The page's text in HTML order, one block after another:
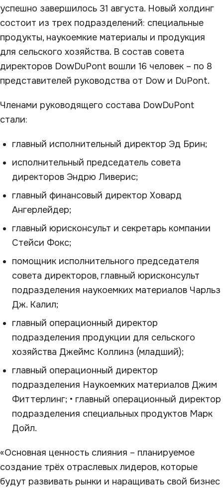
успешно завершилось 31 августа. Новый холдинг
состоит из трех подразделений: специальные
продукты, наукоемкие материалы и продукция
для сельского хозяйства. В состав совета
директоров DowDuPont вошли 16 человек – по 8
представителей руководства от Dow и DuPont.
Членами руководящего состава DowDuPont
стали:
главный исполнительный директор Эд Брин;
исполнительный председатель совета
директоров Эндрю Ливерис;
главный финансовый директор Ховард
Ангерлейдер;
главный юрисконсульт и секретарь компании
Стейси Фокс;
помощник исполнительного председателя
совета директоров, главный юрисконсульт
подразделения наукоемких материалов Чарльз
Дж. Калил;
главный операционный директор
подразделения продукции для сельского
хозяйства Джеймс Коллинз (младший);
главный операционный директор
подразделения Наукоемких материалов Джим
Фиттерлинг; • главный операционный директор
подразделения специальных продуктов Марк
Дойл.
«Основная ценность слияния – планируемое
создание трёх отраслевых лидеров, которые
будут развивать рынки и наращивать свой бизнес